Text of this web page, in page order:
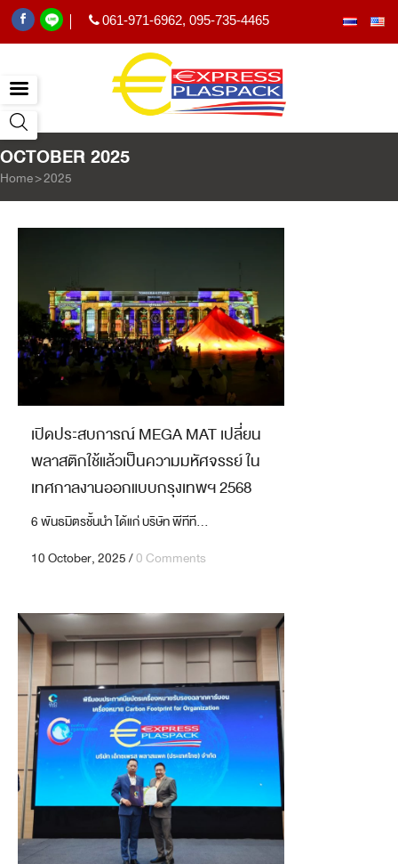
061-971-6962, 095-735-4465
OCTOBER 2025
Home>2025
เปิดประสบการณ์ MEGA MAT เปลี่ยน
พลาสติกใช้แล้วเป็นความมหัศจรรย์ ใน
เทศกาลงานออกแบบกรุงเทพฯ 2568
6 พันธมิตรชั้นนำ ได้แก่ บริษัท พีทีที...
10 October, 2025/0 Comments